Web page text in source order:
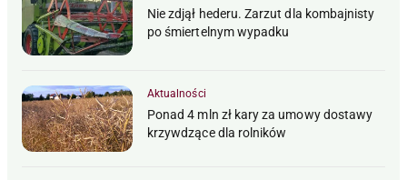
Nie zdjął hederu. Zarzut dla kombajnisty
po śmiertelnym wypadku
Aktualności
Ponad 4 mln zł kary za umowy dostawy
krzywdzące dla rolników